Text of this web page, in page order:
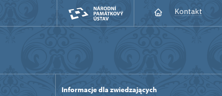
Kontakt
Informacje dla zwiedzających